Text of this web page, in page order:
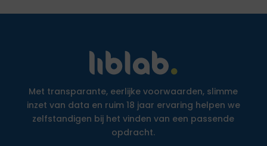
Met transparante, eerlijke voorwaarden, slimme
inzet van data en ruim 18 jaar ervaring helpen we
zelfstandigen bij het vinden van een passende
opdracht.